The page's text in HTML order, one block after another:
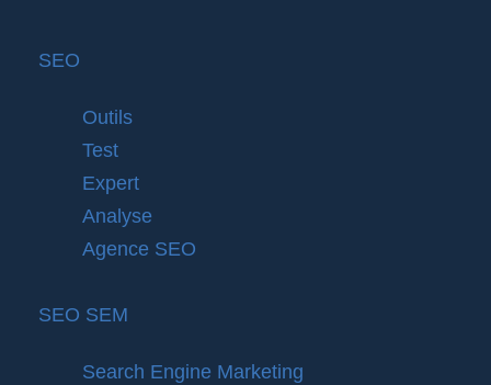
SEO
Outils
Test
Expert
Analyse
Agence SEO
SEO SEM
Search Engine Marketing